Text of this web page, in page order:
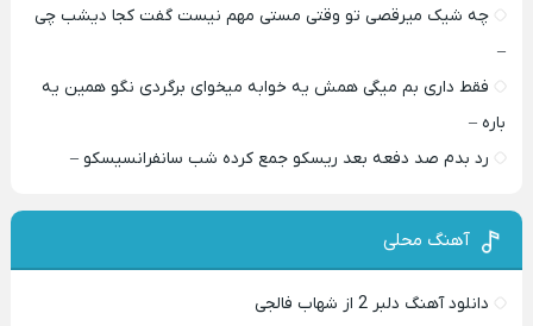
چه شیک میرقصی تو وقتی مستی مهم نیست گفت کجا دیشب چی
–
فقط داری بم میگی همش یه خوابه میخوای برگردی نگو همین یه
باره –
رد بدم صد دفعه بعد ریسکو جمع کرده شب سانفرانسیسکو –
آهنگ محلی
دانلود آهنگ دلبر 2 از شهاب فالجی